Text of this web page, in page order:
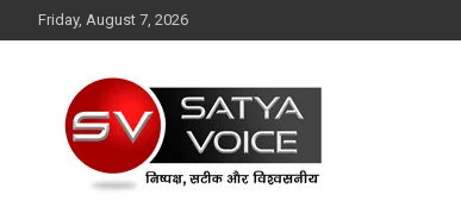
to
Friday, August 7, 2026